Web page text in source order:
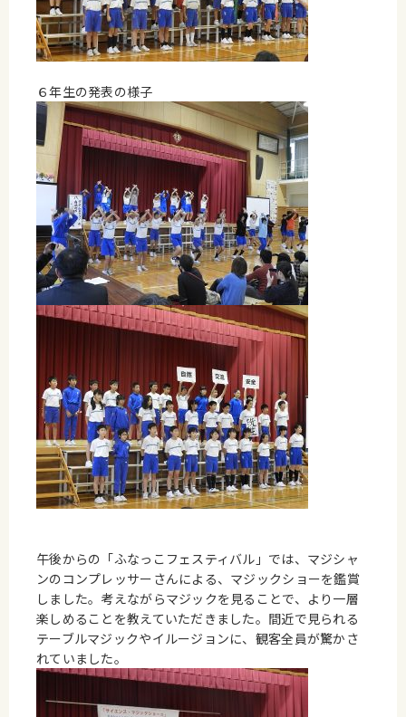
６年生の発表の様子
午後からの「ふなっこフェスティバル」では、マジシャ
ンのコンプレッサーさんによる、マジックショーを鑑賞
しました。考えながらマジックを見ることで、より一層
楽しめることを教えていただきました。間近で見られる
テーブルマジックやイルージョンに、観客全員が驚かさ
れていました。